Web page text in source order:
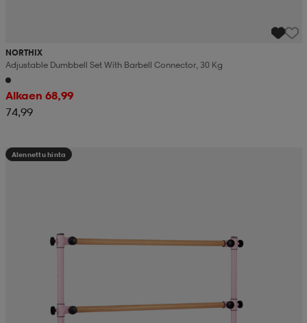
NORTHIX
Adjustable Dumbbell Set With Barbell Connector, 30 Kg
Alkaen 68,99
74,99
Alennettu hinta